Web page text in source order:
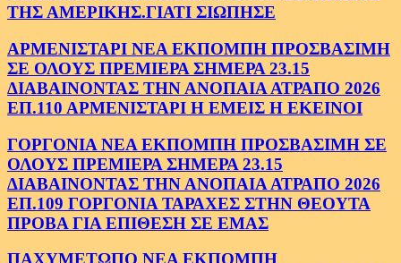
ΤΗΣ ΑΜΕΡΙΚΗΣ.ΓΙΑΤΙ ΣΙΩΠΗΣΕ
ΑΡΜΕΝΙΣΤΑΡΙ ΝΕΑ ΕΚΠΟΜΠΗ ΠΡΟΣΒΑΣΙΜΗ
ΣΕ ΟΛΟΥΣ ΠΡΕΜΙΕΡΑ ΣΗΜΕΡΑ 23.15
ΔΙΑΒΑΙΝΟΝΤΑΣ ΤΗΝ ΑΝΟΠΑΙΑ ΑΤΡΑΠΟ 2026
ΕΠ.110 ΑΡΜΕΝΙΣΤΑΡΙ Η ΕΜΕΙΣ Η ΕΚΕΙΝΟΙ
ΓΟΡΓΟΝΙΑ ΝΕΑ ΕΚΠΟΜΠΗ ΠΡΟΣΒΑΣΙΜΗ ΣΕ
ΟΛΟΥΣ ΠΡΕΜΙΕΡΑ ΣΗΜΕΡΑ 23.15
ΔΙΑΒΑΙΝΟΝΤΑΣ ΤΗΝ ΑΝΟΠΑΙΑ ΑΤΡΑΠΟ 2026
ΕΠ.109 ΓΟΡΓΟΝΙΑ ΤΑΡΑΧΕΣ ΣΤΗΝ ΘΕΟΥΤΑ
ΠΡΟΒΑ ΓΙΑ ΕΠΙΘΕΣΗ ΣΕ ΕΜΑΣ